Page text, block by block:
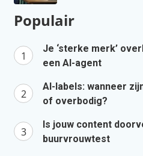
Populair
Je ‘sterke merk’
een AI-agent
AI-labels: wanneer
of overbodig?
Is jouw content
buurvrouwtest